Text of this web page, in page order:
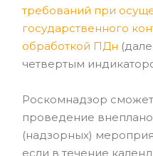
требований при
государственного
обработкой ПДн
четвертым
Роскомнадзор
проведение
(надзорных)
если в течение